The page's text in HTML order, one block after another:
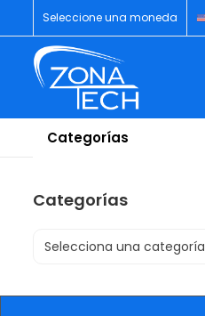
Seleccione una moneda
Categorías
Categorías
Selecciona una categoría